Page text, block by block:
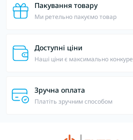
Пакування товару
Ми ретельно пакуємо товар
Доступні ціни
Наші ціни є максимально
Зручна оплата
Платіть зручним способом